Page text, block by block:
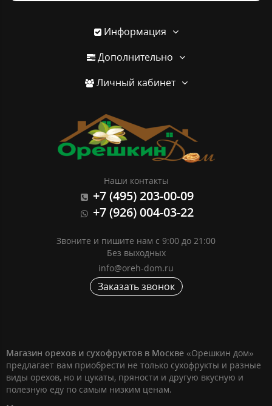
Информация
Дополнительно
Личный кабинет
Наши контакты
+7 (495) 203-00-09
+7 (926) 004-03-22
Звоните и пишите нам с 9:00 до 21:00
Без выходных
info@oreh-dom.ru
Заказать звонок
Магазин орехов и сухофруктов в Москве «Орешкин дом»
предлагает вам приобрести не только сухофрукты и разные
виды орехов, но и цукаты, пряности и другую вкусную и
полезную еду по самым низким ценам.